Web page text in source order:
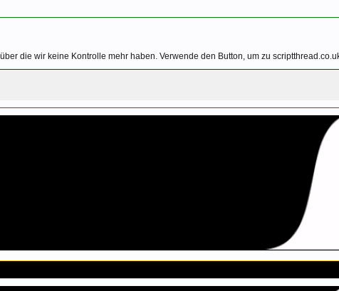
die wir keine Kontrolle mehr haben. Verwende den Button, um zu